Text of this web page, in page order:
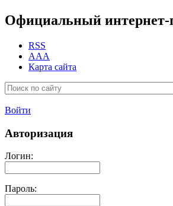
Официальный интернет-
RSS
AAA
Карта сайта
Войти
Авторизация
Логин:
Пароль: